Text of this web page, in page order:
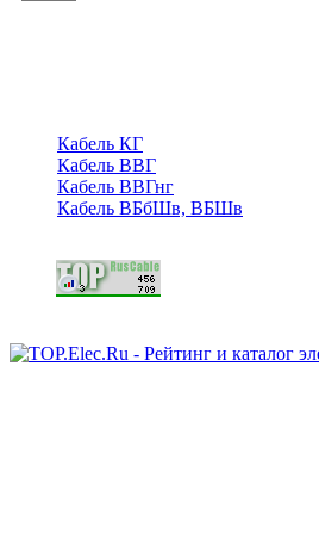
Кабель КГ
Кабель ВВГ
Кабель ВВГнг
Кабель ВБбШв, ВБШв